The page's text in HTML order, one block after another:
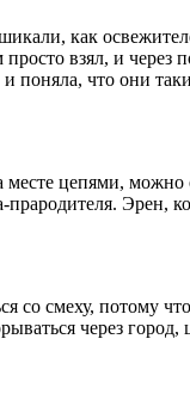
как
взял, и через
поняла, что они
цепями, можно
Эрен,
смеху, потому
через